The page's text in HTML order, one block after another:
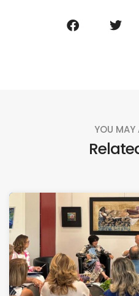
YOU MAY